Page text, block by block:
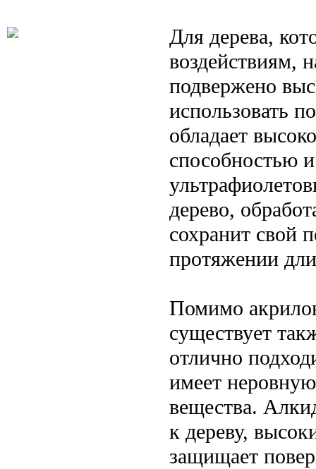
Для дерева,
воздействиям,
подвержено
использовать
обладает
способностью
дерево,
сохранит свой
протяжении
Помимо
существует
отлично
имеет
вещества.
к дереву,
защищает